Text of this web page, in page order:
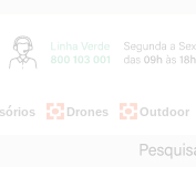
Drones Outdoor